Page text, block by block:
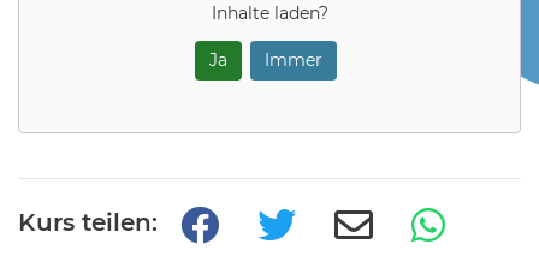
Inhalte laden?
Ja Immer
Kurs teilen: